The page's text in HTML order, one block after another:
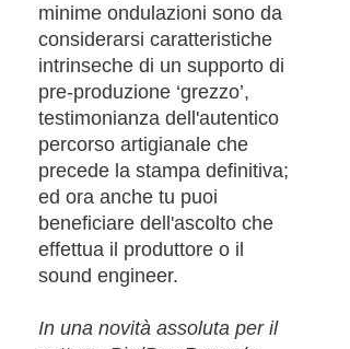
minime ondulazioni sono da
considerarsi caratteristiche
intrinseche di un supporto di
pre-produzione ‘grezzo’,
testimonianza dell'autentico
percorso artigianale che
precede la stampa definitiva;
ed ora anche tu puoi
beneficiare dell'ascolto che
effettua il produttore o il
sound engineer.
In una novità assoluta per il